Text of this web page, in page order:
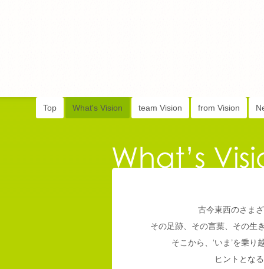
Top What's Vision team Vision from Vision
古今東西のさま
その足跡、その言葉、その生
そこから、‘いま’を乗
ヒントとな